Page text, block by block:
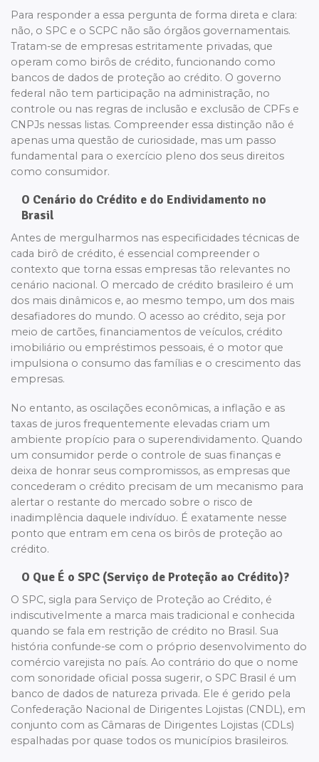
Para responder a essa pergunta de forma direta e clara:
não, o SPC e o SCPC não são órgãos governamentais.
Tratam-se de empresas estritamente privadas, que
operam como birôs de crédito, funcionando como
bancos de dados de proteção ao crédito. O governo
federal não tem participação na administração, no
controle ou nas regras de inclusão e exclusão de CPFs e
CNPJs nessas listas. Compreender essa distinção não é
apenas uma questão de curiosidade, mas um passo
fundamental para o exercício pleno dos seus direitos
como consumidor.
O Cenário do Crédito e do Endividamento no
Brasil
Antes de mergulharmos nas especificidades técnicas de
cada birô de crédito, é essencial compreender o
contexto que torna essas empresas tão relevantes no
cenário nacional. O mercado de crédito brasileiro é um
dos mais dinâmicos e, ao mesmo tempo, um dos mais
desafiadores do mundo. O acesso ao crédito, seja por
meio de cartões, financiamentos de veículos, crédito
imobiliário ou empréstimos pessoais, é o motor que
impulsiona o consumo das famílias e o crescimento das
empresas.
No entanto, as oscilações econômicas, a inflação e as
taxas de juros frequentemente elevadas criam um
ambiente propício para o superendividamento. Quando
um consumidor perde o controle de suas finanças e
deixa de honrar seus compromissos, as empresas que
concederam o crédito precisam de um mecanismo para
alertar o restante do mercado sobre o risco de
inadimplência daquele indivíduo. É exatamente nesse
ponto que entram em cena os birôs de proteção ao
crédito.
O Que É o SPC (Serviço de Proteção ao Crédito)?
O SPC, sigla para Serviço de Proteção ao Crédito, é
indiscutivelmente a marca mais tradicional e conhecida
quando se fala em restrição de crédito no Brasil. Sua
história confunde-se com o próprio desenvolvimento do
comércio varejista no país. Ao contrário do que o nome
com sonoridade oficial possa sugerir, o SPC Brasil é um
banco de dados de natureza privada. Ele é gerido pela
Confederação Nacional de Dirigentes Lojistas (CNDL), em
conjunto com as Câmaras de Dirigentes Lojistas (CDLs)
espalhadas por quase todos os municípios brasileiros.